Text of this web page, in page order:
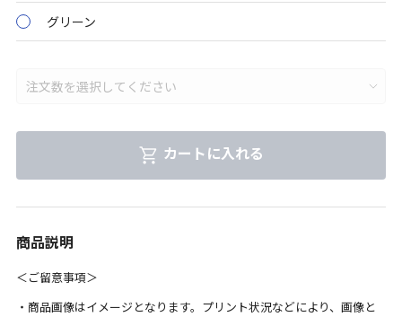
グリーン
カートに入れる
商品説明
＜ご留意事項＞
・商品画像はイメージとなります。プリント状況などにより、画像と